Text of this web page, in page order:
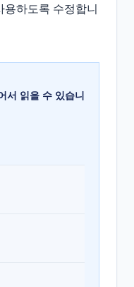
하도록 수정합니
서 읽을 수 있습니